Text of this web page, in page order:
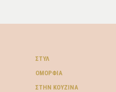
ΣΤΥΛ
ΟΜΟΡΦΙΆ
ΣΤΗΝ ΚΟΥΖΊΝΑ